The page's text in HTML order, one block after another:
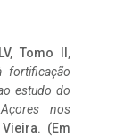
Tomo II,
fortificação
estudo do
nos
(Em